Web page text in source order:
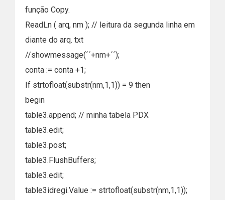
função Copy.
ReadLn ( arq, nm ); // leitura da segunda linha em
diante do arq. txt
//showmessage(´´+nm+´´);
conta := conta +1;
If strtofloat(substr(nm,1,1)) = 9 then
begin
table3.append; // minha tabela PDX
table3.edit;
table3.post;
table3.FlushBuffers;
table3.edit;
table3idregi.Value := strtofloat(substr(nm,1,1));